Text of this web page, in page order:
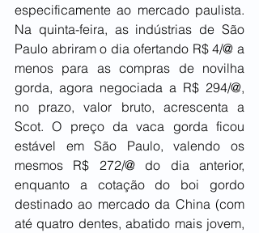
especificamente ao mercado paulista.
Na quinta-feira, as indústrias de São
Paulo abriram o dia ofertando R$ 4/@ a
menos para as compras de novilha
gorda, agora negociada a R$ 294/@,
no prazo, valor bruto, acrescenta a
Scot. O preço da vaca gorda ficou
estável em São Paulo, valendo os
mesmos R$ 272/@ do dia anterior,
enquanto a cotação do boi gordo
destinado ao mercado da China (com
até quatro dentes, abatido mais jovem,